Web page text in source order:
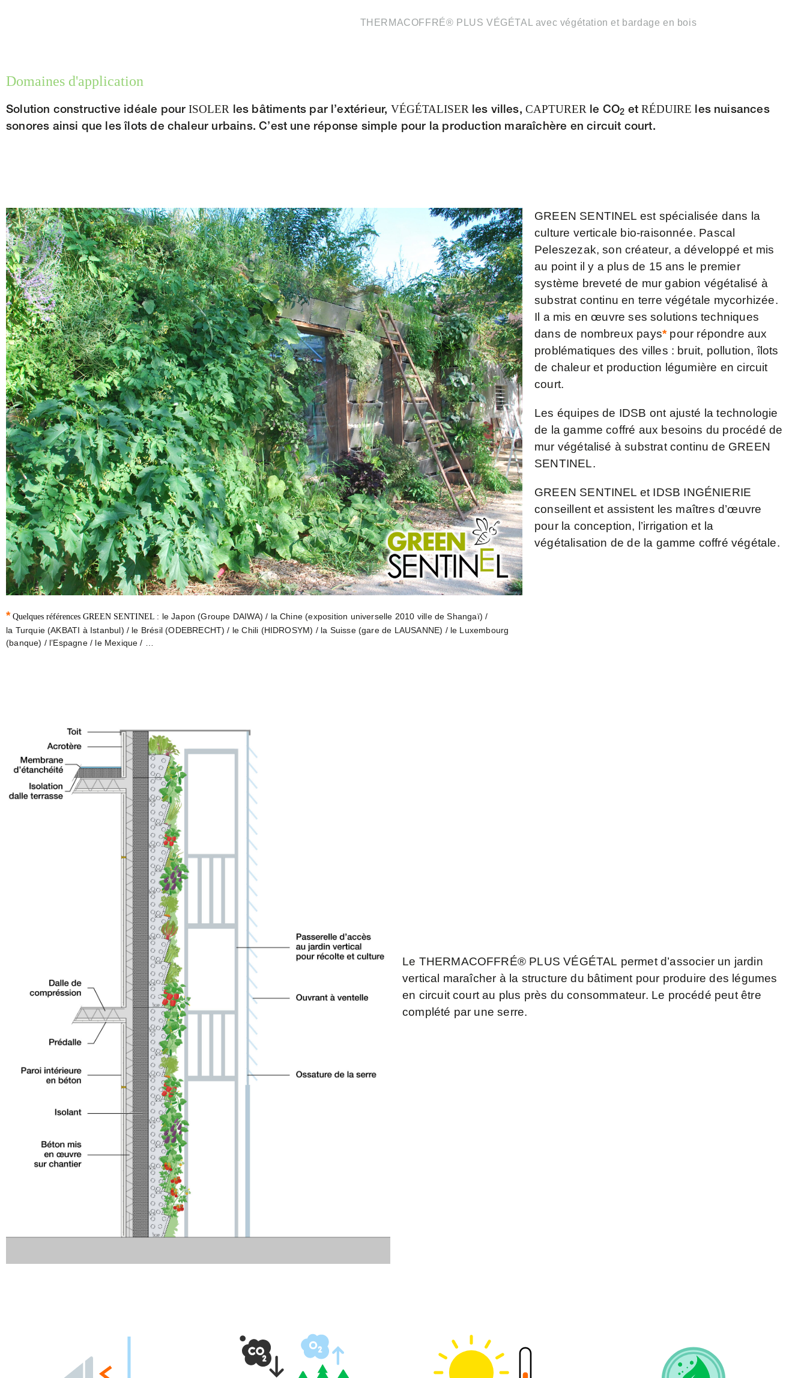
THERMACOFFRÉ® PLUS VÉGÉTAL
Domaines d'application
Solution constructive idéale pourISOLER les bâtiments par l’extérieur, VÉGÉTALISERles villes,CAPTURER le CO2 etRÉDUIRE les nuisances
sonores ainsi que les îlots de chaleur urbains. C’est une réponse simple pour la production maraîchère en circuit court.
* Quelques références GREEN SENTINEL : le Japon (Groupe DAIWA) / la Chine (exposition universelle 2010 ville de Shangaï) /
la Turquie (AKBATI à Istanbul) / le Brésil (ODEBRECHT) / le Chili (HIDROSYM) / la Suisse (gare de LAUSANNE) / le Luxembourg
(banque) / l’Espagne / le Mexique / …
GREEN SENTINEL est spécialisée dans la
culture verticale bio-raisonnée. Pascal
Peleszezak, son créateur, a développé et mis
au point il y a plus de 15 ans le premier
système breveté de mur gabion végétalisé à
substrat continu en terre végétale mycorhizée.
Il a mis en œuvre ses solutions techniques
dans de nombreux pays*pour répondre aux
problématiques des villes : bruit, pollution, îlots
de chaleur et production légumière en circuit
court.
Les équipes de IDSB ont ajusté la technologie
de la gamme coffré aux besoins du procédé de
mur végétalisé à substrat continu de GREEN
SENTINEL.
GREEN SENTINEL et IDSB INGÉNIERIE
conseillent et assistent les maîtres d’œuvre
pour la conception, l’irrigation et la
végétalisation de de la gamme coffré végétale.
Le THERMACOFFRÉ® PLUS VÉGÉTAL permet d’associer un jardin
vertical maraîcher à la structure du bâtiment pour produire des légumes
en circuit court au plus près du consommateur. Le procédé peut être
complété par une serre.